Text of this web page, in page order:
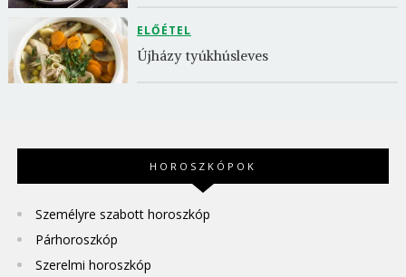
ELŐÉTEL
Újházy tyúkhúsleves
HOROSZKÓPOK
Személyre szabott horoszkóp
Párhoroszkóp
Szerelmi horoszkóp